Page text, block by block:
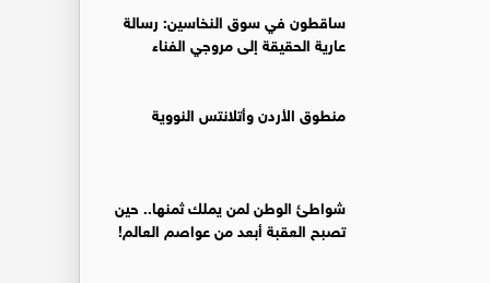
ساقطون في سوق النخاسين: رسالة
عارية الحقيقة إلى مروجي الفناء
منطوق الأردن وأتلانتس النووية
شواطئ الوطن لمن يملك ثمنها.. حين
تصبح العقبة أبعد من عواصم العالم!